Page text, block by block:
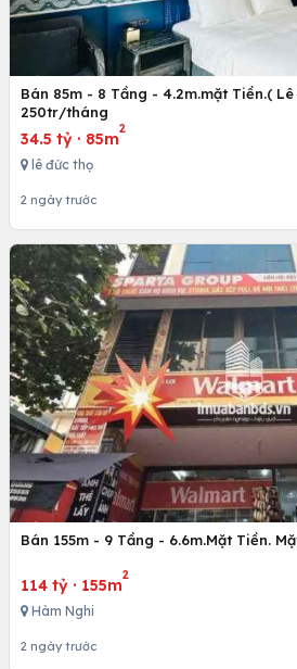
Bán 85m - 8 Tầng - 4.2m.mặt Tiền.(
250tr/tháng
34.5 tỷ · 85m
2
lê đức thọ
2 ngày trước
Bán 155m - 9 Tầng - 6.6m.Mặt Tiền.
114 tỷ · 155m
2
Hàm Nghi
2 ngày trước